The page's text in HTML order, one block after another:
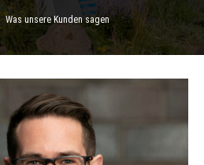
Was unsere Kunden sagen